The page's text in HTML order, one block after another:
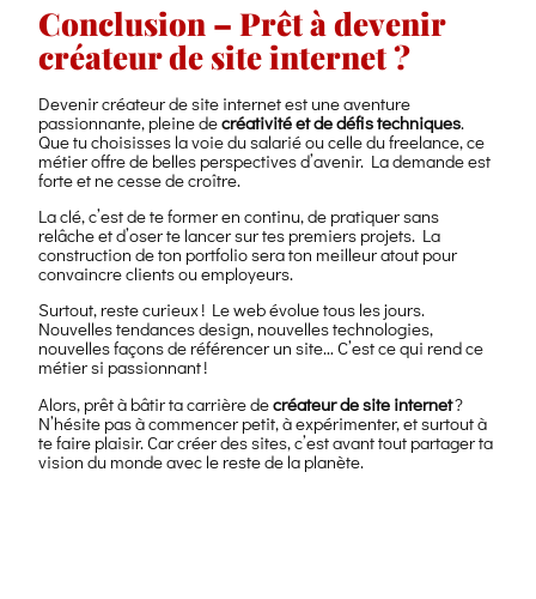
Conclusion – Prêt à devenir
créateur de site internet ?
Devenir créateur de site internet est une aventure
passionnante, pleine decréativité et de défis techniques.
Que tu choisisses la voie du salarié ou celle du freelance, ce
métier offre de belles perspectives d’avenir. La demande est
forte et ne cesse de croître.
La clé, c’est de te former en continu, de pratiquer sans
relâche et d’oser te lancer sur tes premiers projets. La
construction de ton portfolio sera ton meilleur atout pour
convaincre clients ou employeurs.
Surtout, reste curieux ! Le web évolue tous les jours.
Nouvelles tendances design, nouvelles technologies,
nouvelles façons de référencer un site… C’est ce qui rend ce
métier si passionnant !
Alors, prêt à bâtir ta carrière decréateur de site internet?
N’hésite pas à commencer petit, à expérimenter, et surtout à
te faire plaisir. Car créer des sites, c’est avant tout partager ta
vision du monde avec le reste de la planète.